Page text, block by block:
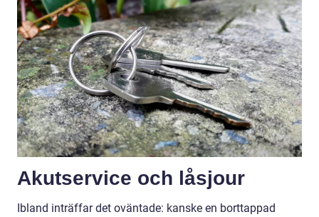
Akutservice och låsjour
Ibland inträffar det oväntade: kanske en borttappad